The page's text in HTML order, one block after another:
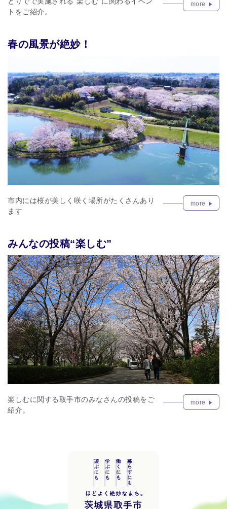
トをご紹介。
more
春の風景が絶妙！
市内には桜が美しく咲く場所がたくさんあり
ます
more
みんなの投稿“楽しむ”
楽しむに関する取手市のみなさんの投稿をご
紹介。
more